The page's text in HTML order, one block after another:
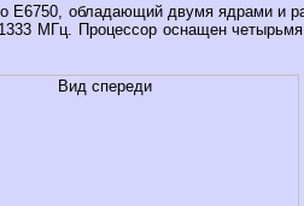
E6750, обладающий двумя ядрами и
МГц. Процессор оснащен